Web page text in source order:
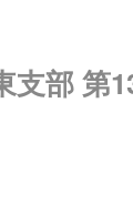
支部 第